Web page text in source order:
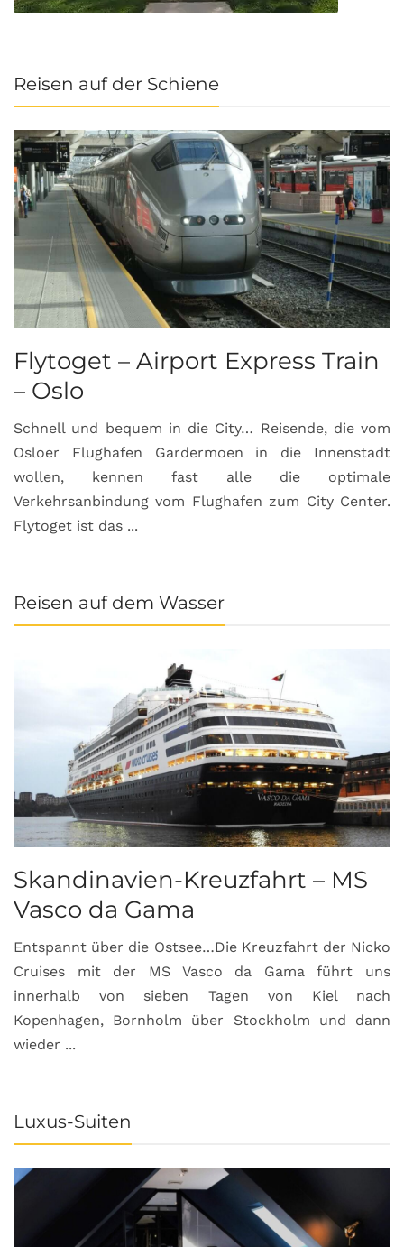
Reisen auf der Schiene
Flytoget – Airport Express Train
– Oslo
Schnell und bequem in die City… Reisende, die vom
Osloer Flughafen Gardermoen in die Innenstadt
wollen, kennen fast alle die optimale
Verkehrsanbindung vom Flughafen zum City Center.
Flytoget ist das ...
Reisen auf dem Wasser
Skandinavien-Kreuzfahrt – MS
Vasco da Gama
Entspannt über die Ostsee…Die Kreuzfahrt der Nicko
Cruises mit der MS Vasco da Gama führt uns
innerhalb von sieben Tagen von Kiel nach
Kopenhagen, Bornholm über Stockholm und dann
wieder ...
Luxus-Suiten